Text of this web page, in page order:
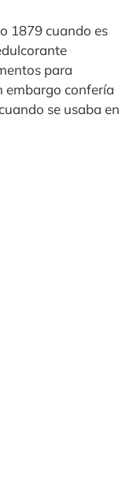
1879 cuando es
para
embargo confería
se usaba en